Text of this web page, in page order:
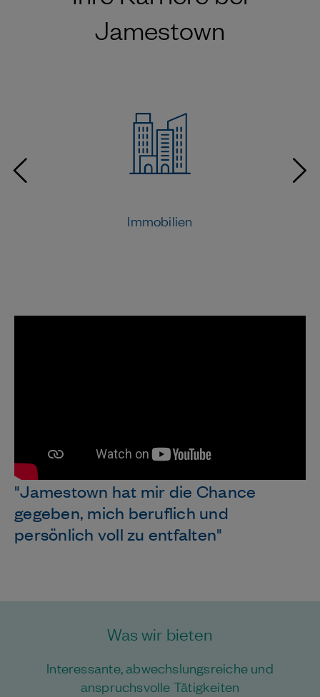
Jamestown
Immobilien
"Jamestown hat mir die Chance
gegeben, mich beruflich und
persönlich voll zu entfalten"
Was wir bieten
Interessante, abwechslungsreiche und
anspruchsvolle Tätigkeiten